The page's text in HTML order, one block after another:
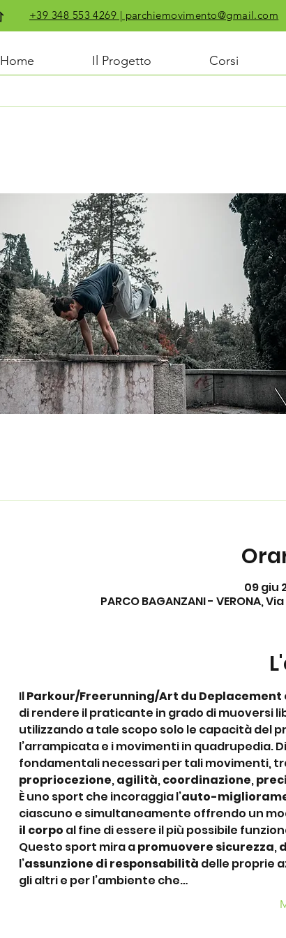
+39 348 553 4269 | parchiemovimento@gmail.com
Home Il Progetto Corsi
09 giu
PARCO BAGANZANI - VERONA,
Il Parkour/Freerunning/Art du Deplacement
di rendere il praticante in grado di
utilizzando a tale scopo solo le capacità del
l’arrampicata e i movimenti in
fondamentali necessari per tali movimenti,
propriocezione, agilità, coordinazione,
È uno sport che incoraggia l’auto-
ciascuno e simultaneamente offrendo un
il corpo al fine di essere il più possibile
Questo sport mira a promuovere sicurezza,
l’assunzione di responsabilità delle proprie
gli altri e per l’ambiente che…